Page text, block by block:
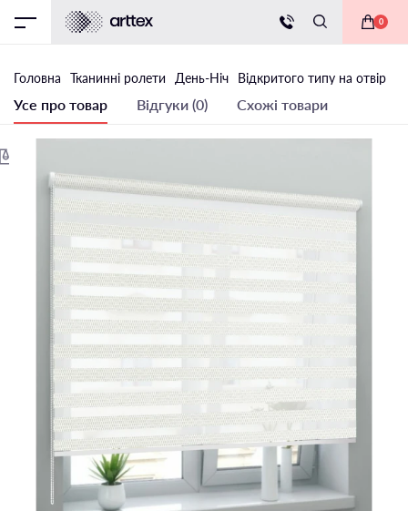
0
Головна Тканинні ролети День-Ніч Відкритого типу на отвір
Усе про товар Відгуки (0) Схожі товари